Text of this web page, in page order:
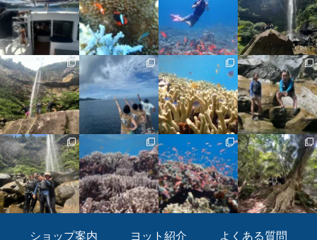
ショップ案内 ヨット紹介 よくある質問